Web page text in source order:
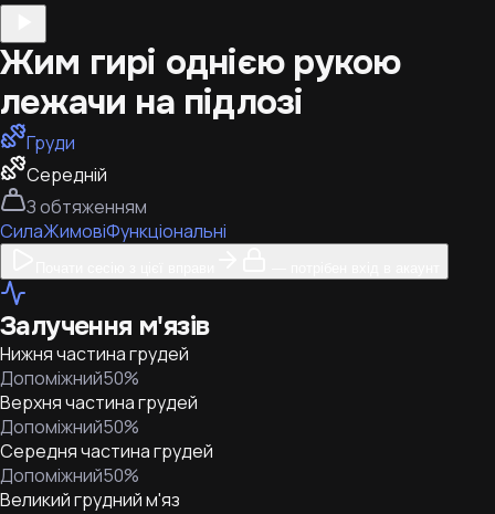
Жим гирі однією рукою
лежачи на підлозі
Груди
Середній
З обтяженням
СилаЖимовіФункціональні
Залучення м'язів
Нижня частина грудей
Допоміжний50%
Верхня частина грудей
Допоміжний50%
Середня частина грудей
Допоміжний50%
Великий грудний м'яз